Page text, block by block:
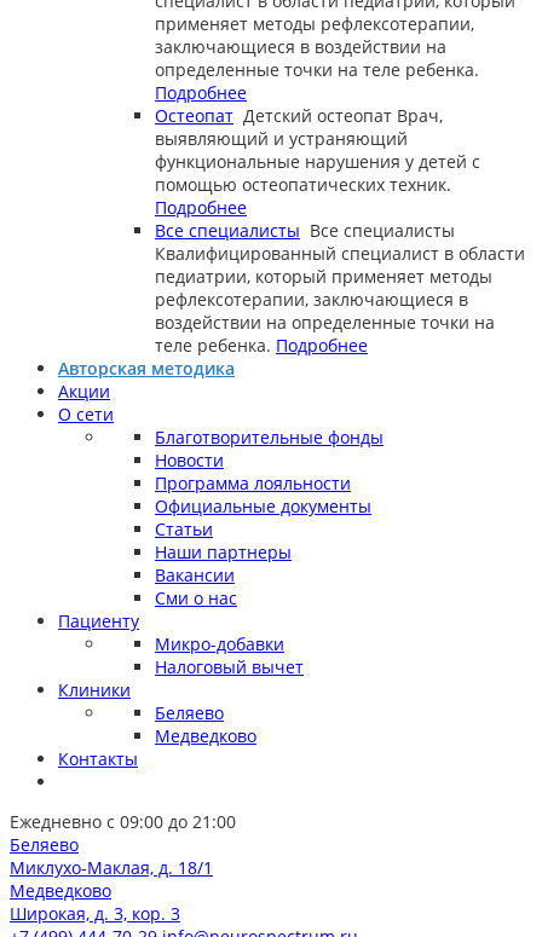
применяет методы рефлексотерапии,
заключающиеся в воздействии на
определенные точки на теле ребенка.
Подробнее
Остеопат Детский остеопат Врач,
выявляющий и устраняющий
функциональные нарушения у детей с
помощью остеопатических техник.
Подробнее
Все специалисты Все специалисты
Квалифицированный специалист в области
педиатрии, который применяет методы
рефлексотерапии, заключающиеся в
воздействии на определенные точки на
теле ребенка. Подробнее
Авторская методика
Акции
О сети
Благотворительные фонды
Новости
Программа лояльности
Официальные документы
Статьи
Наши партнеры
Вакансии
Сми о нас
Пациенту
Микро-добавки
Налоговый вычет
Клиники
Беляево
Медведково
Контакты
Ежедневно с 09:00 до 21:00
Беляево
Миклухо-Маклая, д. 18/1
Медведково
Широкая, д. 3, кор. 3